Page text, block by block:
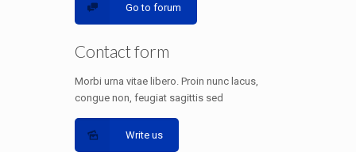
Go to forum
Contact form
Morbi urna vitae libero. Proin nunc lacus,
congue non, feugiat sagittis sed
Write us